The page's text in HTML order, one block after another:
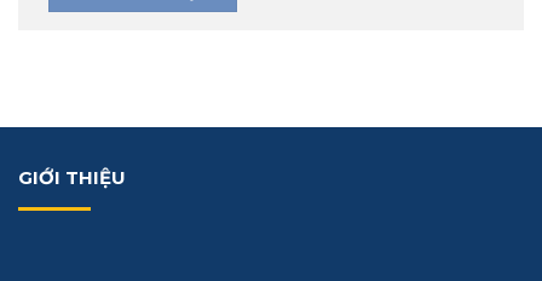
GIỚI THIỆU